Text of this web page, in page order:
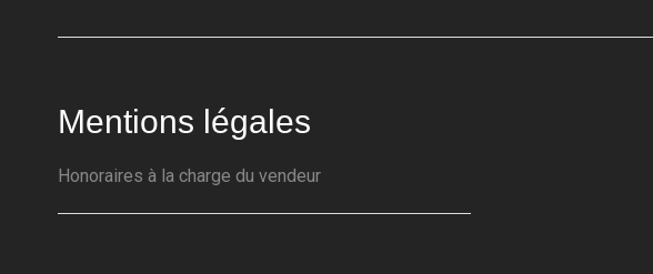
Mentions légales
Honoraires à la charge du vendeur